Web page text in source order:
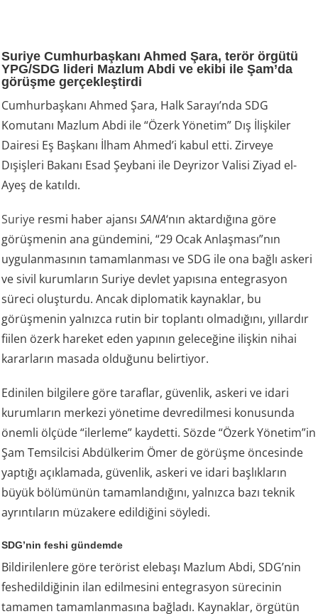
Suriye Cumhurbaşkanı Ahmed Şara, terör örgütü
YPG/SDG lideri Mazlum Abdi ve ekibi ile Şam’da
görüşme gerçekleştirdi
Cumhurbaşkanı Ahmed Şara, Halk Sarayı’nda SDG
Komutanı Mazlum Abdi ile “Özerk Yönetim” Dış İlişkiler
Dairesi Eş Başkanı İlham Ahmed’i kabul etti. Zirveye
Dışişleri Bakanı Esad Şeybani ile Deyrizor Valisi Ziyad el-
Ayeş de katıldı.
Suriye resmi haber ajansıSANA‘nın aktardığına göre
görüşmenin ana gündemini, “29 Ocak Anlaşması”nın
uygulanmasının tamamlanması ve SDG ile ona bağlı askeri
ve sivil kurumların Suriye devlet yapısına entegrasyon
süreci oluşturdu. Ancak diplomatik kaynaklar, bu
görüşmenin yalnızca rutin bir toplantı olmadığını, yıllardır
fiilen özerk hareket eden yapının geleceğine ilişkin nihai
kararların masada olduğunu belirtiyor.
Edinilen bilgilere göre taraflar, güvenlik, askeri ve idari
kurumların merkezi yönetime devredilmesi konusunda
önemli ölçüde “ilerleme” kaydetti. Sözde “Özerk Yönetim”in
Şam Temsilcisi Abdülkerim Ömer de görüşme öncesinde
yaptığı açıklamada, güvenlik, askeri ve idari başlıkların
büyük bölümünün tamamlandığını, yalnızca bazı teknik
ayrıntıların müzakere edildiğini söyledi.
SDG’nin feshi gündemde
Bildirilenlere göre terörist elebaşı Mazlum Abdi, SDG’nin
feshedildiğinin ilan edilmesini entegrasyon sürecinin
tamamen tamamlanmasına bağladı. Kaynaklar, örgütün